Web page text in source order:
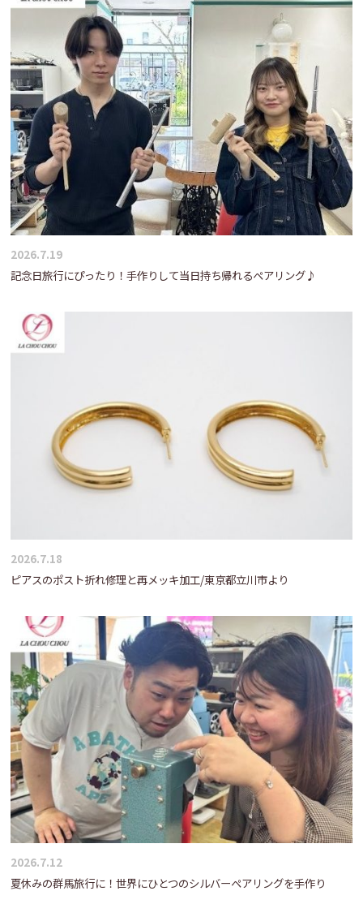
2026.7.19
記念日旅行にぴったり！手作りして当日持ち帰れるペアリング♪
2026.7.18
ピアスのポスト折れ修理と再メッキ加工/東京都立川市より
2026.7.12
夏休みの群馬旅行に！世界にひとつのシルバーペアリングを手作り